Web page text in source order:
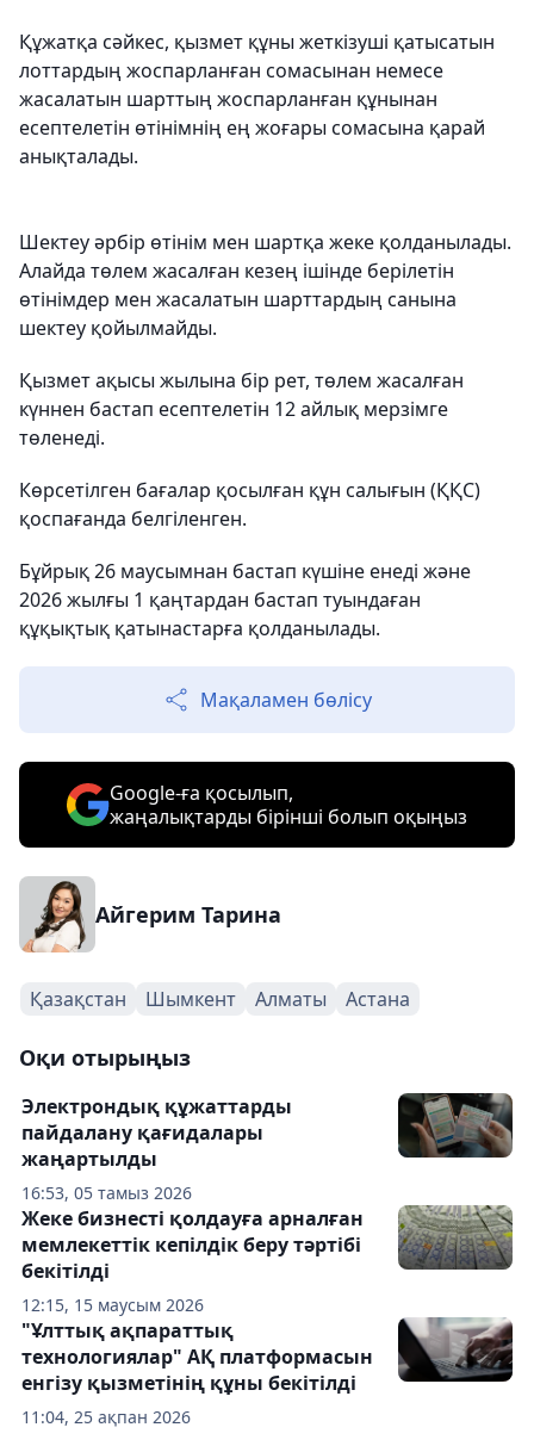
Құжатқа сәйкес, қызмет құны жеткізуші қатысатын
лоттардың жоспарланған сомасынан немесе
жасалатын шарттың жоспарланған құнынан
есептелетін өтінімнің ең жоғары сомасына қарай
анықталады.
Шектеу әрбір өтінім мен шартқа жеке қолданылады.
Алайда төлем жасалған кезең ішінде берілетін
өтінімдер мен жасалатын шарттардың санына
шектеу қойылмайды.
Қызмет ақысы жылына бір рет, төлем жасалған
күннен бастап есептелетін 12 айлық мерзімге
төленеді.
Көрсетілген бағалар қосылған құн салығын (ҚҚС)
қоспағанда белгіленген.
Бұйрық 26 маусымнан бастап күшіне енеді және
2026 жылғы 1 қаңтардан бастап туындаған
құқықтық қатынастарға қолданылады.
Мақаламен бөлісу
Google-ға қосылып,
жаңалықтарды бірінші болып оқыңыз
Айгерим Тарина
Қазақстан Шымкент Алматы Астана
Оқи отырыңыз
16:53, 05 тамыз 2026
Электрондық құжаттарды
пайдалану қағидалары
жаңартылды
12:15, 15 маусым 2026
Жеке бизнесті қолдауға арналған
мемлекеттік кепілдік беру тәртібі
бекітілді
11:04, 25 ақпан 2026
"Ұлттық ақпараттық
технологиялар" АҚ платформасын
енгізу қызметінің құны бекітілді